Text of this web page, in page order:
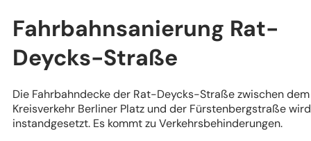
Fahrbahnsanierung Rat-
Deycks-Straße
Die Fahrbahndecke der Rat-Deycks-Straße zwischen dem
Kreisverkehr Berliner Platz und der Fürstenbergstraße wird
instandgesetzt. Es kommt zu Verkehrsbehinderungen.